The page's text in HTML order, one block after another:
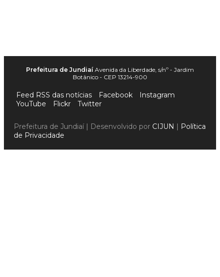
Prefeitura de Jundiaí Avenida da Liberdade, s/nº - Jardim
Botânico - CEP 13214-900
Feed RSS das notícias Facebook
Instagram
YouTube
Flickr Twitter
Prefeitura de Jundiaí | Desenvolvido por CIJUN | Política
de Privacidade